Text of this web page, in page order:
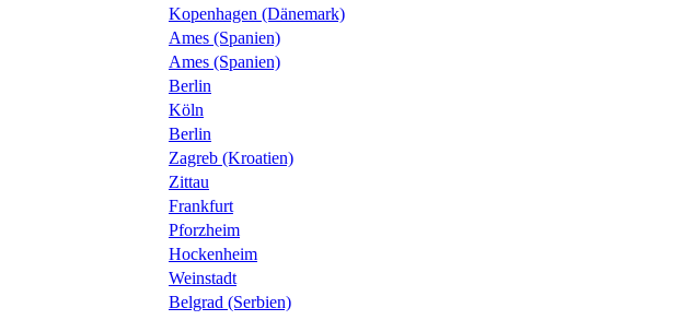
Kopenhagen (Dänemark)
Ames (Spanien)
Ames (Spanien)
Berlin
Köln
Berlin
Zagreb (Kroatien)
Zittau
Frankfurt
Pforzheim
Hockenheim
Weinstadt
Belgrad (Serbien)